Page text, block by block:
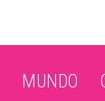
MUNDO